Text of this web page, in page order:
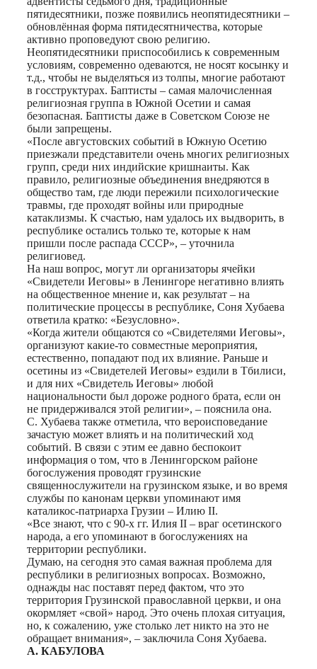
пятидесятники, позже появились неопятидесятники –
обновлённая форма пятидесятничества, которые
активно проповедуют свою религию.
Неопятидесятники приспособились к современным
условиям, современно одеваются, не носят косынку и
т.д., чтобы не выделяться из толпы, многие работают
в госструктурах. Баптисты – самая малочисленная
религиозная группа в Южной Осетии и самая
безопасная. Баптисты даже в Советском Союзе не
были запрещены.
«После августовских событий в Южную Осетию
приезжали представители очень многих религиозных
групп, среди них индийские кришнаиты. Как
правило, религиозные объединения внедряются в
общество там, где люди пережили психологические
травмы, где проходят войны или природные
катаклизмы. К счастью, нам удалось их выдворить, в
республике остались только те, которые к нам
пришли после распада СССР», – уточнила
религиовед.
На наш вопрос, могут ли организаторы ячейки
«Свидетели Иеговы» в Ленингоре негативно влиять
на общественное мнение и, как результат – на
политические процессы в республике, Соня Хубаева
ответила кратко: «Безусловно».
«Когда жители общаются со «Свидетелями Иеговы»,
организуют какие-то совместные мероприятия,
естественно, попадают под их влияние. Раньше и
осетины из «Свидетелей Иеговы» ездили в Тбилиси,
и для них «Свидетель Иеговы» любой
национальности был дороже родного брата, если он
не придерживался этой религии», – пояснила она.
С. Хубаева также отметила, что вероисповедание
зачастую может влиять и на политический ход
событий. В связи с этим ее давно беспокоит
информация о том, что в Ленингорском районе
богослужения проводят грузинские
священнослужители на грузинском языке, и во время
службы по канонам церкви упоминают имя
каталикос-патриарха Грузии – Илию II.
«Все знают, что с 90-х гг. Илия II – враг осетинского
народа, а его упоминают в богослужениях на
территории республики.
Думаю, на сегодня это самая важная проблема для
республики в религиозных вопросах. Возможно,
однажды нас поставят перед фактом, что это
территория Грузинской православной церкви, и она
окормляет «свой» народ. Это очень плохая ситуация,
но, к сожалению, уже столько лет никто на это не
обращает внимания», – заключила Соня Хубаева.
А. КАБУЛОВА